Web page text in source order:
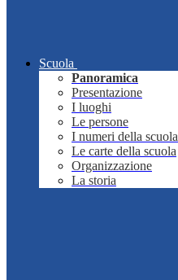
Scuola
Panoramica
Presentazione
I luoghi
Le persone
I numeri della scuola
Le carte della scuola
Organizzazione
La storia